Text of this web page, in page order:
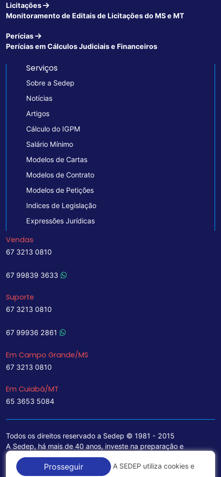
Licitações
Monitoramento de Editais de Licitações do MS e MT
Perícias
Perícias em Cálculos Judiciais e Financeiros
Serviços
Sobre a Sedep
Notícias
Artigos
Cálculo do IGPM
Salário Mínimo
Modelos de Cartas
Modelos de Contrato
Modelos de Petições
Indices de Legislação
Expressões Jurídicas
Vendas
67 3213 0810
67 99839 3633
Suporte
67 3213 0810
67 99936 2861
Em Campo Grande/MS
67 3213 0810
Em Cuiabá/MT
65 3653 5084
Todos os direitos reservado a Sedep © 1981 - 2015
A Sedep, há mais de 40 anos, investe na preparação e
treinamento de funcionários e na aquisição de tecnologia de
ponta para a ampliação de seu portfólio de serviços voltados
Prosseguir A SEDEP utiliza cookies e